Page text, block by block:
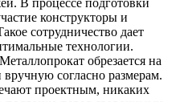
конструкторы и
сотрудничество дает
технологии.
обрезается на
согласно размерам.
проектным, никаких